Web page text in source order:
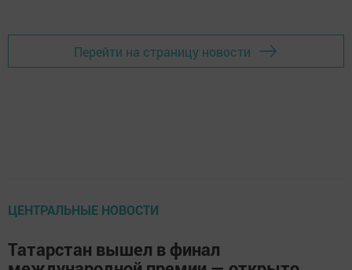
Перейти на страницу новости
ЦЕНТРАЛЬНЫЕ НОВОСТИ
Татарстан вышел в финал